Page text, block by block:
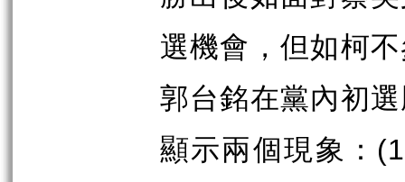
選機會，但如柯
郭台銘在黨內初
顯示兩個現象：